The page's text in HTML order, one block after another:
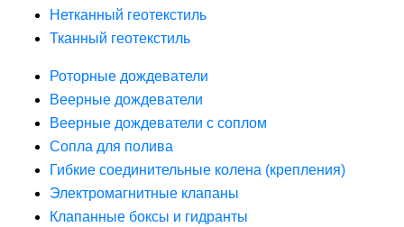
Нетканный геотекстиль
Тканный геотекстиль
Роторные дождеватели
Веерные дождеватели
Веерные дождеватели с соплом
Сопла для полива
Гибкие соединительные колена (крепления)
Электромагнитные клапаны
Клапанные боксы и гидранты